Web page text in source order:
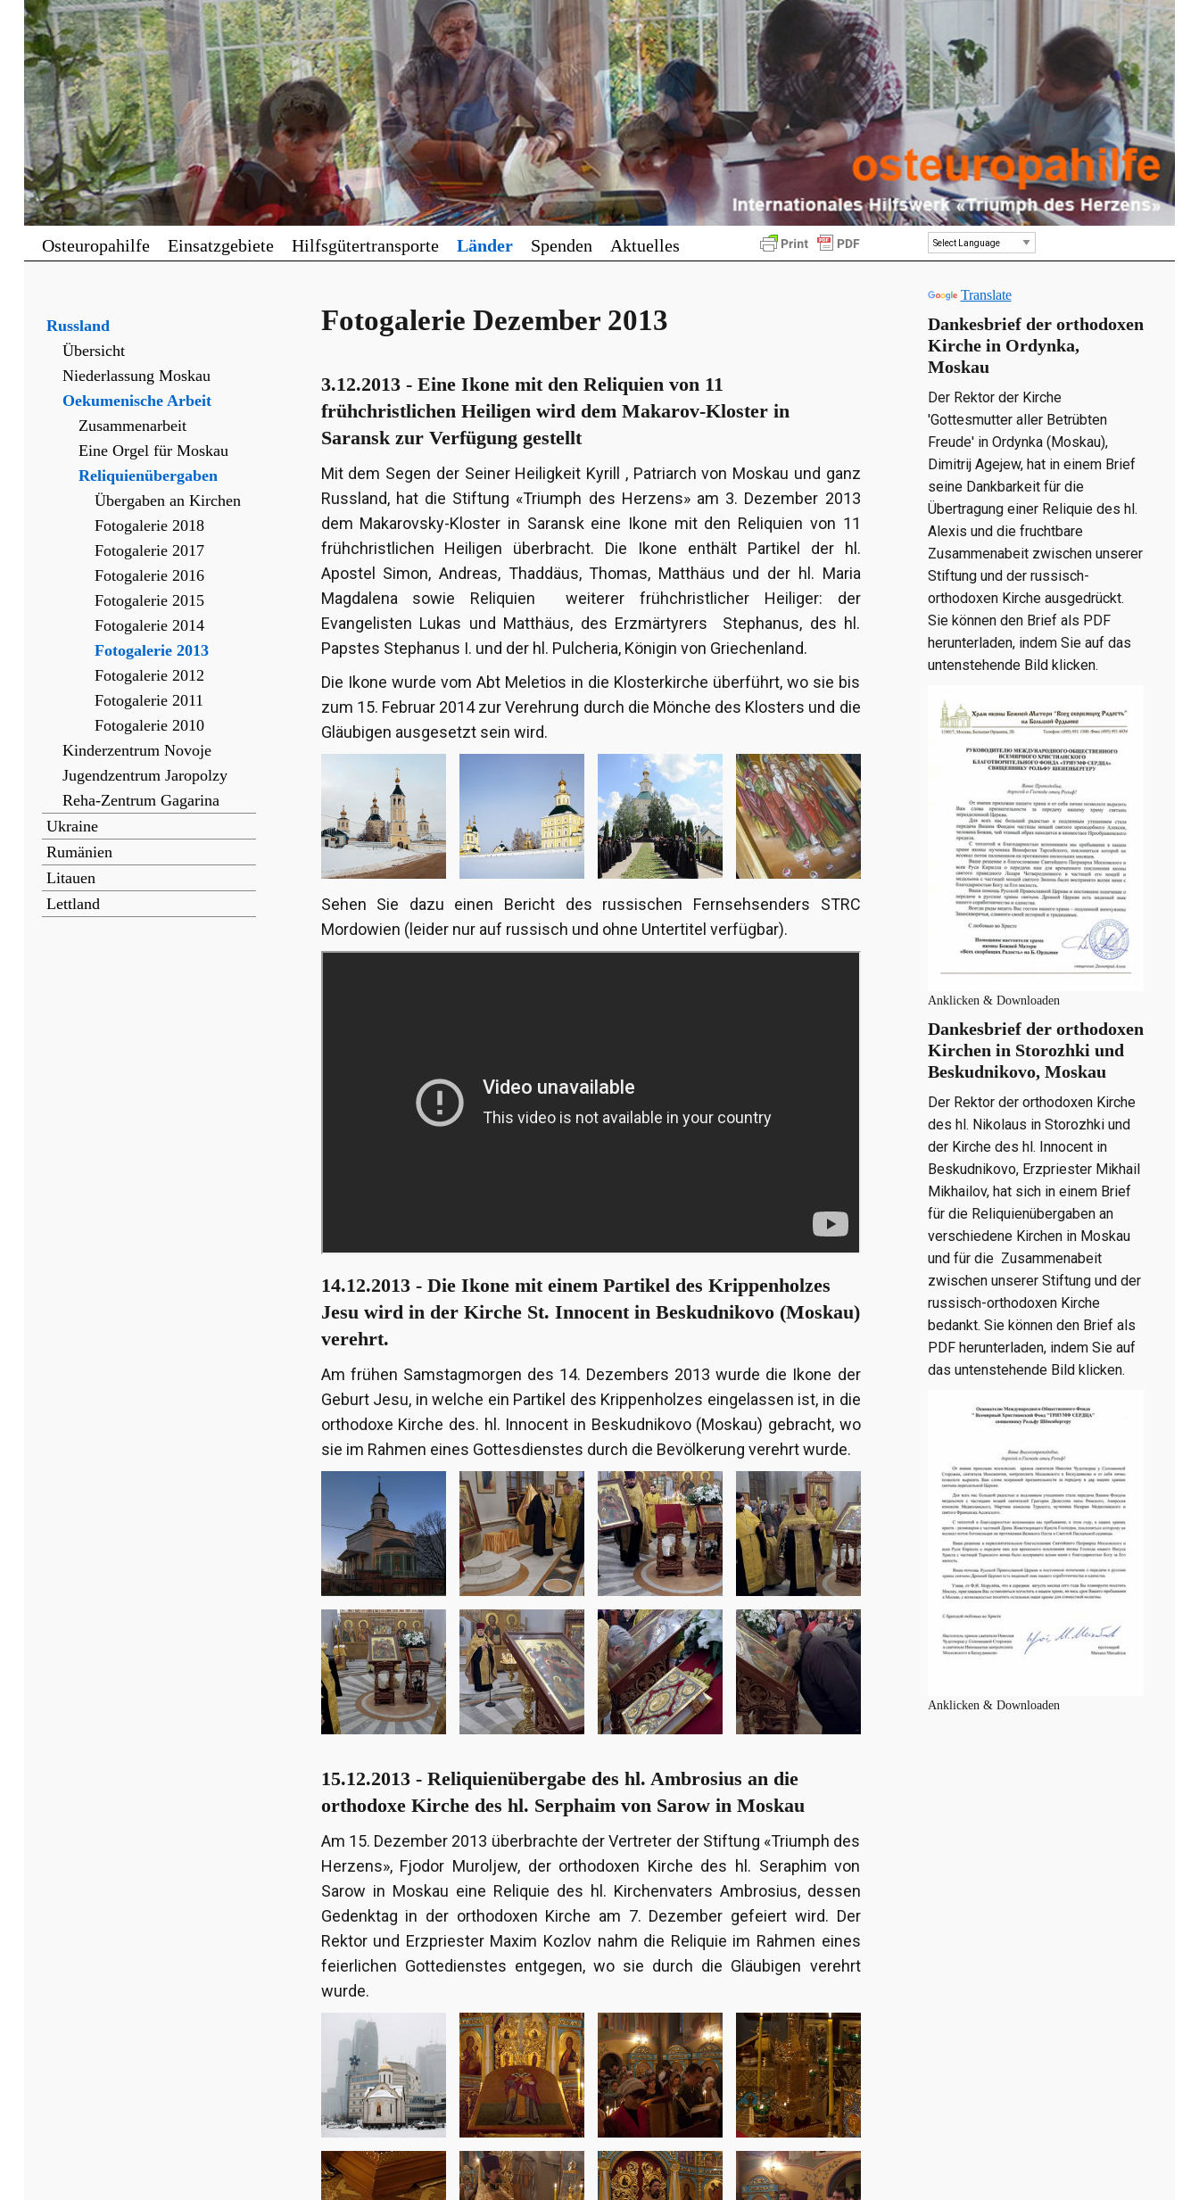
Osteuropahilfe Einsatzgebiete Hilfsgütertransporte Länder Spenden Aktuelles
Russland
Übersicht
Niederlassung Moskau
Oekumenische Arbeit
Zusammenarbeit
Eine Orgel für Moskau
Reliquienübergaben
Übergaben an Kirchen
Fotogalerie 2018
Fotogalerie 2017
Fotogalerie 2016
Fotogalerie 2015
Fotogalerie 2014
Fotogalerie 2013
Fotogalerie 2012
Fotogalerie 2011
Fotogalerie 2010
Kinderzentrum Novoje
Jugendzentrum Jaropolzy
Reha-Zentrum Gagarina
Ukraine
Rumänien
Litauen
Lettland
Fotogalerie Dezember 2013
3.12.2013 - Eine Ikone mit den Reliquien von 11
frühchristlichen Heiligen wird dem Makarov-Kloster in
Saransk zur Verfügung gestellt
Mit dem Segen der Seiner Heiligkeit Kyrill , Patriarch von Moskau und ganz
Russland, hat die Stiftung «Triumph des Herzens» am 3. Dezember 2013
dem Makarovsky-Kloster in Saransk eine Ikone mit den Reliquien von 11
frühchristlichen Heiligen überbracht. Die Ikone enthält Partikel der hl.
Apostel Simon, Andreas, Thaddäus, Thomas, Matthäus und der hl. Maria
Magdalena sowie Reliquien weiterer frühchristlicher Heiliger: der
Evangelisten Lukas und Matthäus, des Erzmärtyrers Stephanus, des hl.
Papstes Stephanus I. und der hl. Pulcheria, Königin von Griechenland.
Die Ikone wurde vom Abt Meletios in die Klosterkirche überführt, wo sie bis
zum 15. Februar 2014 zur Verehrung durch die Mönche des Klosters und die
Gläubigen ausgesetzt sein wird.
Sehen Sie dazu einen Bericht des russischen Fernsehsenders STRC
Mordowien (leider nur auf russisch und ohne Untertitel verfügbar).
14.12.2013 - Die Ikone mit einem Partikel des Krippenholzes
Jesu wird in der Kirche St. Innocent in Beskudnikovo (Moskau)
verehrt.
Am frühen Samstagmorgen des 14. Dezembers 2013 wurde die Ikone der
Geburt Jesu, in welche ein Partikel des Krippenholzes eingelassen ist, in die
orthodoxe Kirche des. hl. Innocent in Beskudnikovo (Moskau) gebracht, wo
sie im Rahmen eines Gottesdienstes durch die Bevölkerung verehrt wurde.
15.12.2013 - Reliquienübergabe des hl. Ambrosius an die
orthodoxe Kirche des hl. Serphaim von Sarow in Moskau
Am 15. Dezember 2013 überbrachte der Vertreter der Stiftung «Triumph des
Herzens», Fjodor Muroljew, der orthodoxen Kirche des hl. Seraphim von
Sarow in Moskau eine Reliquie des hl. Kirchenvaters Ambrosius, dessen
Gedenktag in der orthodoxen Kirche am 7. Dezember gefeiert wird. Der
Rektor und Erzpriester Maxim Kozlov nahm die Reliquie im Rahmen eines
feierlichen Gottedienstes entgegen, wo sie durch die Gläubigen verehrt
wurde.
Translate
Dankesbrief der orthodoxen
Kirche in Ordynka,
Moskau
Der Rektor der Kirche
'Gottesmutter aller Betrübten
Freude' in Ordynka (Moskau),
Dimitrij Agejew, hat in einem Brief
seine Dankbarkeit für die
Übertragung einer Reliquie des hl.
Alexis und die fruchtbare
Zusammenabeit zwischen unserer
Stiftung und der russisch-
orthodoxen Kirche ausgedrückt.
Sie können den Brief als PDF
herunterladen, indem Sie auf das
untenstehende Bild klicken.
Anklicken & Downloaden
Dankesbrief der orthodoxen
Kirchen in Storozhki und
Beskudnikovo, Moskau
Der Rektor der orthodoxen Kirche
des hl. Nikolaus in Storozhki und
der Kirche des hl. Innocent in
Beskudnikovo, Erzpriester Mikhail
Mikhailov, hat sich in einem Brief
für die Reliquienübergaben an
verschiedene Kirchen in Moskau
und für die Zusammenabeit
zwischen unserer Stiftung und der
russisch-orthodoxen Kirche
bedankt. Sie können den Brief als
PDF herunterladen, indem Sie auf
das untenstehende Bild klicken.
Anklicken & Downloaden